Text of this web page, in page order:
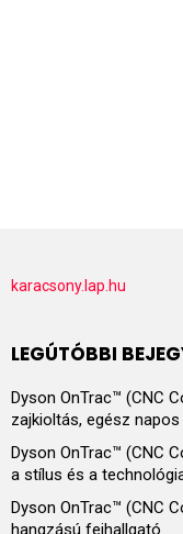
karacsony.lap.hu
LEGÚTÓBBI
Dyson OnTrac™ (CNC
zajkioltás, egész
Dyson OnTrac™ (CNC
a stílus és a
Dyson OnTrac™ (CNC
hangzású fejhallgató